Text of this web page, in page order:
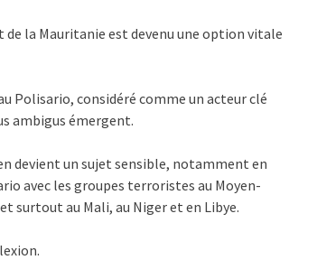
la Mauritanie est devenu une option vitale
Polisario, considéré comme un acteur clé
ambigus émergent.
devient un sujet sensible, notamment en
avec les groupes terroristes au Moyen-
surtout au Mali, au Niger et en Libye.